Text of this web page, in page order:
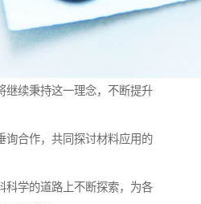
继续秉持这一理念，不断提升
询合作，共同探讨材料应用的
科学的道路上不断探索，为各